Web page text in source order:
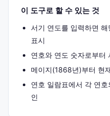
이 도구로 할 수 있는 것
서기 연도를 입력하면
표시
연호와 연도 숫자로부터
메이지(1868년)부터 현
연호 일람표에서 각 연
인